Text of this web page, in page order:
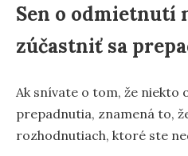
Sen o odmietnutí
zúčastniť sa
Ak snívate o tom, že niekto
prepadnutia, znamená to,
rozhodnutiach, ktoré ste